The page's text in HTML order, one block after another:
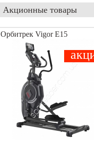
Акционные товары
Орбитрек Vigor E15